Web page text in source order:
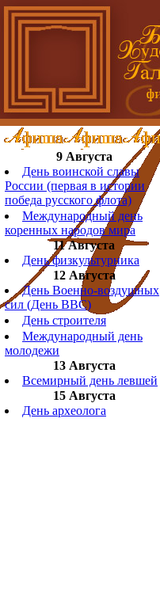
9 Августа
День воинской славы
России (первая в истории
победа русского флота)
Международный день
коренных народов мира
11 Августа
День физкультурника
12 Августа
День Военно-воздушных
сил (День ВВС)
День строителя
Международный день
молодежи
13 Августа
Всемирный день левшей
15 Августа
День археолога